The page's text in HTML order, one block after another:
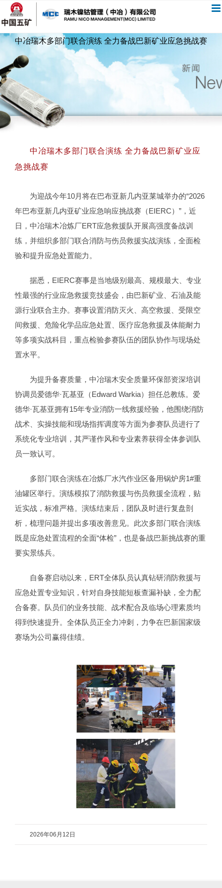
过
内
中冶瑞木多部门联合演练 全力备战巴新矿业应急挑战赛
中冶瑞木多部门联合演练 全力备战巴新矿业应
急挑战赛
为迎战今年10月将在巴布亚新几内亚莱城举办的“2026
年巴布亚新几内亚矿业应急响应挑战赛（EIERC）”，近
日，中冶瑞木冶炼厂ERT应急救援队开展高强度备战训
练，并组织多部门联合消防与伤员救援实战演练，全面检
验和提升应急处置能力。
据悉，EIERC赛事是当地级别最高、规模最大、专业
性最强的行业应急救援竞技盛会，由巴新矿业、石油及能
源行业联合主办。赛事设置消防灭火、高空救援、受限空
间救援、危险化学品应急处置、医疗应急救援及体能耐力
等多项实战科目，重点检验参赛队伍的团队协作与现场处
置水平。
为提升备赛质量，中冶瑞木安全质量环保部资深培训
协调员爱德华·瓦基亚（Edward Warkia）担任总教练。爱
德华·瓦基亚拥有15年专业消防一线救援经验，他围绕消防
战术、实操技能和现场指挥调度等方面为参赛队员进行了
系统化专业培训，其严谨作风和专业素养获得全体参训队
员一致认可。
多部门联合演练在冶炼厂水汽作业区备用锅炉房1#重
油罐区举行。演练模拟了消防救援与伤员救援全流程，贴
近实战，标准严格。演练结束后，团队及时进行复盘剖
析，梳理问题并提出多项改善意见。此次多部门联合演练
既是应急处置流程的全面“体检”，也是备战巴新挑战赛的重
要实景练兵。
自备赛启动以来，ERT全体队员认真钻研消防救援与
应急处置专业知识，针对自身技能短板查漏补缺，全力配
合备赛。队员们的业务技能、战术配合及临场心理素质均
得到快速提升。全体队员正全力冲刺，力争在巴新国家级
赛场为公司赢得佳绩。
2026年06月12日